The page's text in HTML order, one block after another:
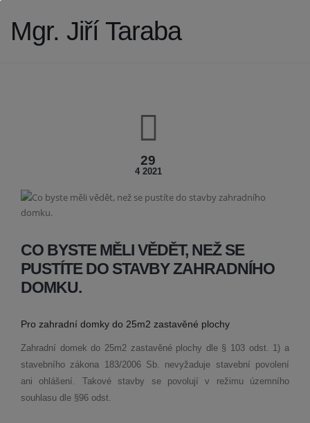
Mgr. Jiří Taraba
29
4 2021
CO BYSTE MĚLI VĚDĚT, NEŽ SE
PUSTÍTE DO STAVBY ZAHRADNÍHO
DOMKU.
Pro zahradní domky do 25m2 zastavěné plochy
Zahradní domek do 25m2 zastavěné plochy dle § 103 odst. 1) a
stavebního zákona 183/2006 Sb. nevyžaduje stavební povolení
ani ohlášení. Takovéstavby se povolují v režimu územního
souhlasu dle §96 odst.